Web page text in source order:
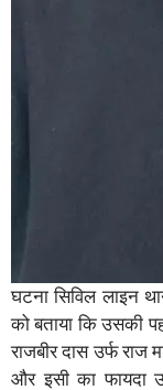
घटना सिविल लाइन
को बताया कि उसकी
राजबीर दास उर्फ राज
और इसी का फायदा